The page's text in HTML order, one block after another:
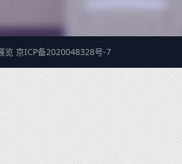
览 京ICP备2020048328号-7